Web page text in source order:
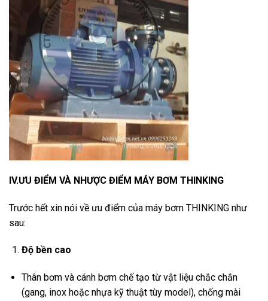
IV.ƯU ĐIỂM VÀ NHƯỢC ĐIỂM MÁY BƠM THINKING
Trước hết xin nói về ưu điểm của máy bơm THINKING như
sau:
Độ bền cao
Thân bơm và cánh bơm chế tạo từ vật liệu chắc chắn
(gang, inox hoặc nhựa kỹ thuật tùy model), chống mài